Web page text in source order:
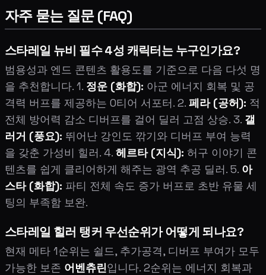
자주 묻는 질문 (FAQ)
스타레일 뉴비 필수 4성 캐릭터는 누구인가요?
범용성과 엔드 콘텐츠 활용도를 기준으로 다음 다섯 명
을 추천합니다. 1. 정운 (화합): 아군 에너지 회복 및 공
격력 버프를 제공하는 0티어 서포터. 2. 페라 (공허): 적
전체 방어력 감소 디버프를 걸어 딜러 고점 상승. 3. 갤
러거 (풍요): 뛰어난 강인도 깎기와 디버프 부여 능력
을 갖춘 가성비 힐러. 4. 헤르타 (지식): 허구 이야기 콘
텐츠를 쉽게 클리어하게 해주는 광역 추공 딜러. 5. 아
스타 (화합): 파티 전체 속도 증가 버프로 초반 유물 세
팅의 부족함 보완.
스타레일 힐러 탱커 우선순위가 어떻게 되나요?
현재 메타 1순위는 쉴드, 추가공격, 디버프 부여가 모두
가능한 보존 어벤츄린입니다. 2순위는 에너지 회복과